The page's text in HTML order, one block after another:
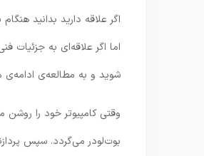
اگر علاقه دارید بدانید
اما اگر علاقه‌ای به جزئیات
شوید و به مطالعه‌ی ادامه‌ی
وقتی کامپیوتر خود را
بوت‌لودر می‌گردد. سپس